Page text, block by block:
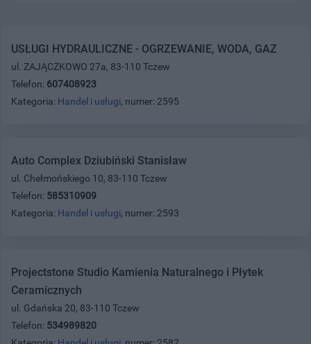
USŁUGI HYDRAULICZNE - OGRZEWANIE, WODA, GAZ
ul. ZAJĄCZKOWO 27a, 83-110 Tczew
Telefon: 607408923
Kategoria: Handel i usługi, numer: 2595
Auto Complex Dziubiński Stanisław
ul. Chełmońskiego 10, 83-110 Tczew
Telefon: 585310909
Kategoria: Handel i usługi, numer: 2593
Projectstone Studio Kamienia Naturalnego i Płytek
Ceramicznych
ul. Gdańska 20, 83-110 Tczew
Telefon: 534989820